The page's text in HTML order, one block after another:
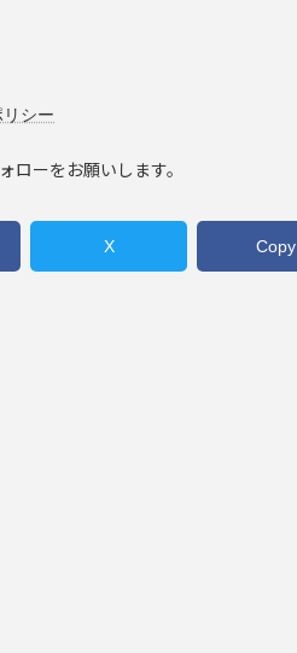
シー
ローをお願いします。
X Copy